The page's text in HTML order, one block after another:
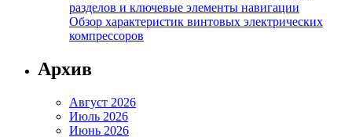
разделов и ключевые элементы навигации
Обзор характеристик винтовых электрических
компрессоров
Архив
Август 2026
Июль 2026
Июнь 2026